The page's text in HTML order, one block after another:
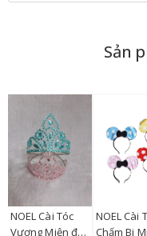
Sản
NOEL Cài Tóc
Vương Miện đủ
NOEL Cài
Chấm Bi